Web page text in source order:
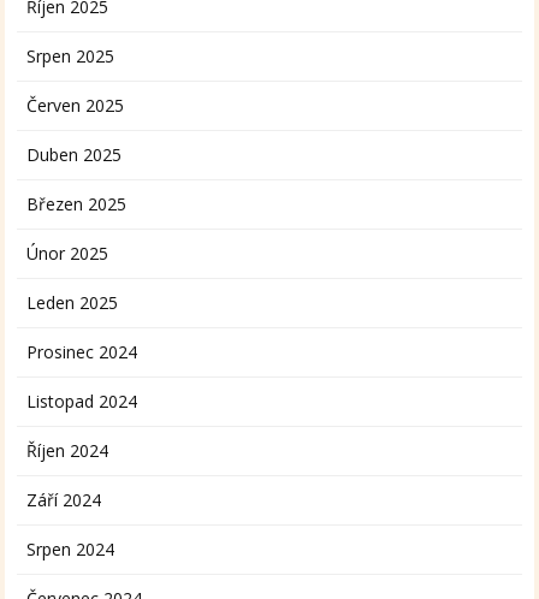
Říjen 2025
Srpen 2025
Červen 2025
Duben 2025
Březen 2025
Únor 2025
Leden 2025
Prosinec 2024
Listopad 2024
Říjen 2024
Září 2024
Srpen 2024